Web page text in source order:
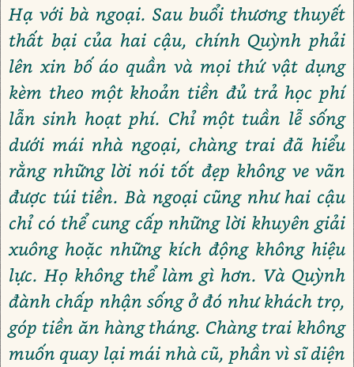
Hạ với bà ngoại. Sau buổi thương thuyết
thất bại của hai cậu, chính Quỳnh phải
lên xin bố áo quần và mọi thứ vật dụng
kèm theo một khoản tiền đủ trả học phí
lẫn sinh hoạt phí. Chỉ một tuần lễ sống
dưới mái nhà ngoại, chàng trai đã hiểu
rằng những lời nói tốt đẹp không ve vãn
được túi tiền. Bà ngoại cũng như hai cậu
chỉ có thể cung cấp những lời khuyên giải
xuông hoặc những kích động không hiệu
lực. Họ không thể làm gì hơn. Và Quỳnh
đành chấp nhận sống ở đó như khách trọ,
góp tiền ăn hàng tháng. Chàng trai không
muốn quay lại mái nhà cũ, phần vì sĩ diện